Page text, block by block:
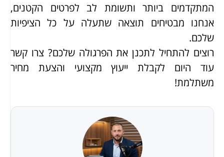
המתקדמים ביותר ותשומת לב לפרטים הקטנים,
אנחנו מבטיחים תוצאה שתעלה על כל הציפיות
שלכם.
רוצים להתחיל לתכנן את הפרגולה שלכם? צרו קשר
עוד היום לקבלת ייעוץ מקצועי והצעת מחיר
משתלמת!